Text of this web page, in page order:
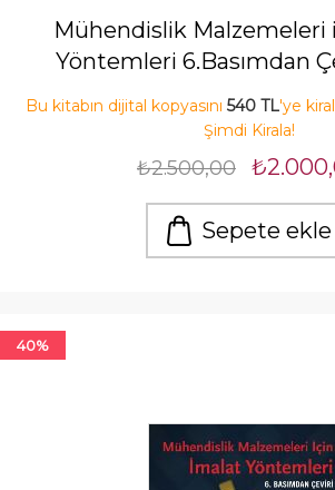
Mühendislik Malzemeleri
Yöntemleri 6.Basımdan
Bu kitabın dijital kopyasını 540 TL'ye
Şimdi Kirala!
₺2.500,00
Sepete ekle
40%